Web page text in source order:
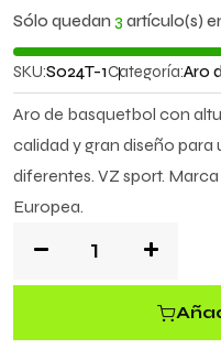
V
a
o
r
a
o
o
n
0
e
Sólo quedan 3 artículo(s)
SKU:S024T-1Categoría:Aro
Aro de basquetbol con
calidad y gran diseño para
diferentes. VZ sport.
Europea.